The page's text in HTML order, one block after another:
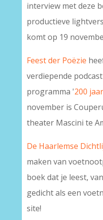
interview met deze
productieve
komt op 19
Feest der Poëzie
verdiepende
programma '200
november is
theater Mascini te
De Haarlemse
maken van
boek dat je leest,
gedicht als een
site!